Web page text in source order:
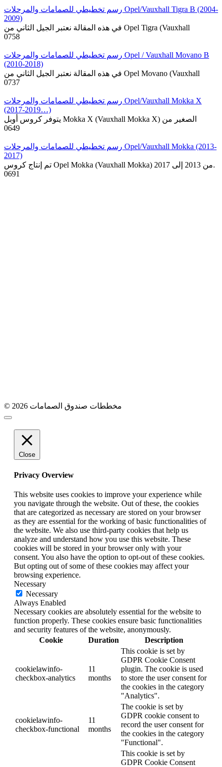
رسم تخطيطي للصمامات والمرحلات Opel/Vauxhall Tigra B (2004-
2009)
في هذه المقالة نعتبر الجيل الثاني من Opel Tigra (Vauxhall
0758
رسم تخطيطي للصمامات والمرحلات Opel / Vauxhall Movano B
(2010-2018)
في هذه المقالة نعتبر الجيل الثاني من Opel Movano (Vauxhall
0737
رسم تخطيطي للصمامات والمرحلات Opel/Vauxhall Mokka X
(2017-2019…)
يتوفر كروس أوبل Mokka X (Vauxhall Mokka X) الصغير من
0649
رسم تخطيطي للصمامات والمرحلات Opel/Vauxhall Mokka (2013-
2017)
تم إنتاج كروس Opel Mokka (Vauxhall Mokka) من 2013 إلى 2017.
0691
© 2026 مخططات صندوق الصمامات
Close
Privacy Overview
This website uses cookies to improve your experience while
you navigate through the website. Out of these, the cookies
that are categorized as necessary are stored on your browser
as they are essential for the working of basic functionalities of
the website. We also use third-party cookies that help us
analyze and understand how you use this website. These
cookies will be stored in your browser only with your
consent. You also have the option to opt-out of these cookies.
But opting out of some of these cookies may affect your
browsing experience.
Necessary
Necessary
Always Enabled
Necessary cookies are absolutely essential for the website to
function properly. These cookies ensure basic functionalities
and security features of the website, anonymously.
Cookie
Duration Description
cookielawinfo-
checkbox-analytics
11
months
This cookie is set by
GDPR Cookie Consent
plugin. The cookie is used
to store the user consent for
the cookies in the category
"Analytics".
cookielawinfo-
checkbox-functional
11
months
The cookie is set by
GDPR cookie consent to
record the user consent for
the cookies in the category
"Functional".
This cookie is set by
GDPR Cookie Consent